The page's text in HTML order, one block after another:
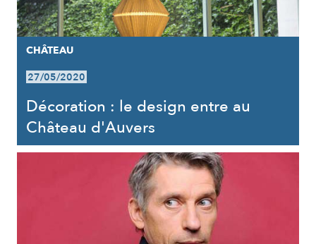
CHÂTEAU
27/05/2020
Décoration : le design entre au
Château d'Auvers